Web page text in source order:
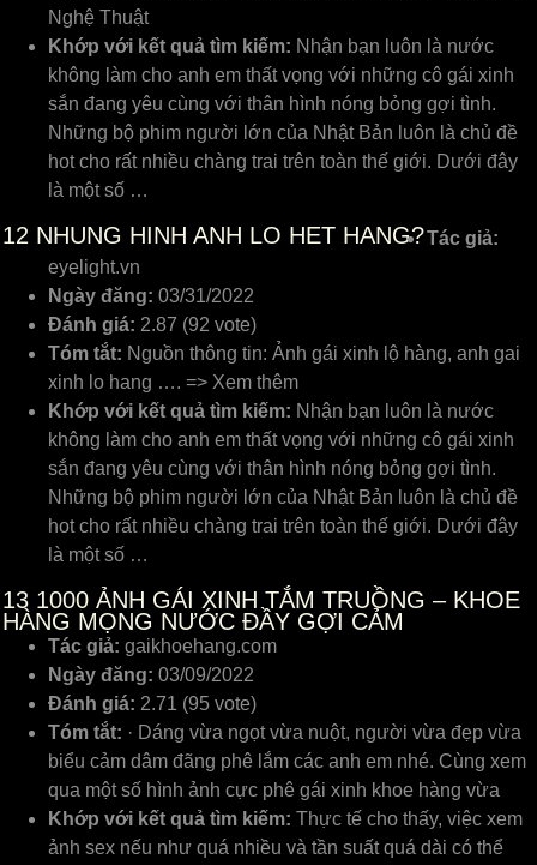
Nghệ Thuật
Khớp với kết quả tìm kiếm: Nhận bạn luôn là nước
không làm cho anh em thất vọng với những cô gái xinh
sắn đang yêu cùng với thân hình nóng bỏng gợi tình.
Những bộ phim người lớn của Nhật Bản luôn là chủ đề
hot cho rất nhiều chàng trai trên toàn thế giới. Dưới đây
là một số …
12 NHUNG HINH ANH LO HET HANG?Tác giả:
eyelight.vn
Ngày đăng: 03/31/2022
Đánh giá: 2.87 (92 vote)
Tóm tắt: Nguồn thông tin: Ảnh gái xinh lộ hàng, anh gai
xinh lo hang …. => Xem thêm
Khớp với kết quả tìm kiếm: Nhận bạn luôn là nước
không làm cho anh em thất vọng với những cô gái xinh
sắn đang yêu cùng với thân hình nóng bỏng gợi tình.
Những bộ phim người lớn của Nhật Bản luôn là chủ đề
hot cho rất nhiều chàng trai trên toàn thế giới. Dưới đây
là một số …
13 1000 ẢNH GÁI XINH TẮM TRUỒNG – KHOE
HÀNG MỌNG NƯỚC ĐẦY GỢI CẢM
Tác giả: gaikhoehang.com
Ngày đăng: 03/09/2022
Đánh giá: 2.71 (95 vote)
Tóm tắt: · Dáng vừa ngọt vừa nuột, người vừa đẹp vừa
biểu cảm dâm đãng phê lắm các anh em nhé. Cùng xem
qua một số hình ảnh cực phê gái xinh khoe hàng vừa
Khớp với kết quả tìm kiếm: Thực tế cho thấy, việc xem
ảnh sex nếu như quá nhiều và tần suất quá dài có thể